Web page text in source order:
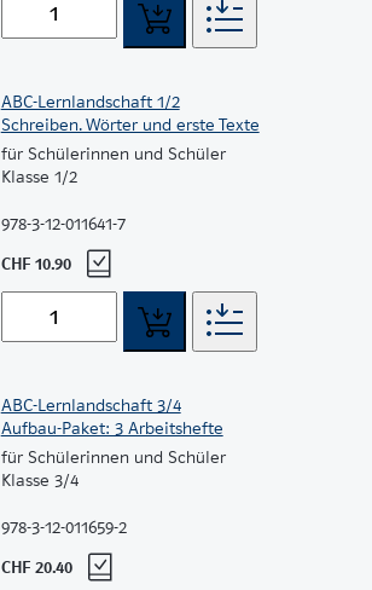
ABC-Lernlandschaft 1/2
Schreiben. Wörter und erste Texte
für Schülerinnen und Schüler
Klasse 1/2
978-3-12-011641-7
CHF 10.90
ABC-Lernlandschaft 3/4
Aufbau-Paket: 3 Arbeitshefte
für Schülerinnen und Schüler
Klasse 3/4
978-3-12-011659-2
CHF 20.40